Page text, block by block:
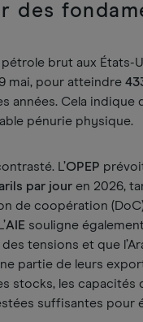
des
brut aux États-
mai, pour atteindre
années. Cela indique
pénurie physique.
L’OPEP
par jour en 2026,
de coopération
AIE souligne
tensions et que
partie de leurs
stocks, les
suffisantes pour